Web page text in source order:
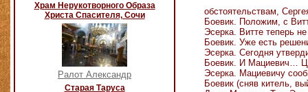
Храм Нерукотворного Образа
Христа Спасителя, Сочи
Ралот Александр
Старая Таруса
обстоятельствам,
Боевик. Положим, с
Эсерка. Витте теперь
Боевик. Уже есть
Эсерка. Сегодня
Боевик. И Мациевич…
Эсерка. Мациевичу
Боевик (сняв китель,